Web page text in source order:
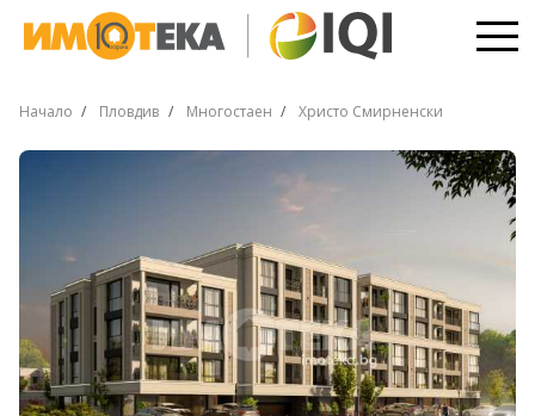
Начало Пловдив Многостаен Христо Смирненски